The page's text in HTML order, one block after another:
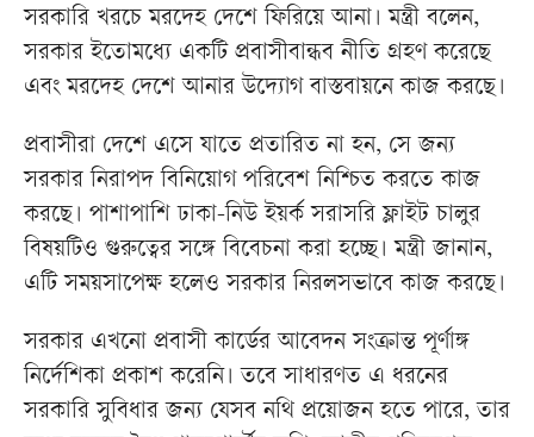
সরকারি খরচে মরদেহ দেশে ফিরিয়ে আনা। মন্ত্রী বলেন,
সরকার ইতোমধ্যে একটি প্রবাসীবান্ধব নীতি গ্রহণ করেছে
এবং মরদেহ দেশে আনার উদ্যোগ বাস্তবায়নে কাজ করছে।
প্রবাসীরা দেশে এসে যাতে প্রতারিত না হন, সে জন্য
সরকার নিরাপদ বিনিয়োগ পরিবেশ নিশ্চিত করতে কাজ
করছে। পাশাপাশি ঢাকা-নিউ ইয়র্ক সরাসরি ফ্লাইট চালুর
বিষয়টিও গুরুত্বের সঙ্গে বিবেচনা করা হচ্ছে। মন্ত্রী জানান,
এটি সময়সাপেক্ষ হলেও সরকার নিরলসভাবে কাজ করছে।
সরকার এখনো প্রবাসী কার্ডের আবেদন সংক্রান্ত পূর্ণাঙ্গ
নির্দেশিকা প্রকাশ করেনি। তবে সাধারণত এ ধরনের
সরকারি সুবিধার জন্য যেসব নথি প্রয়োজন হতে পারে, তার